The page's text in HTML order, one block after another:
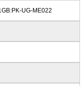
UG-ME022